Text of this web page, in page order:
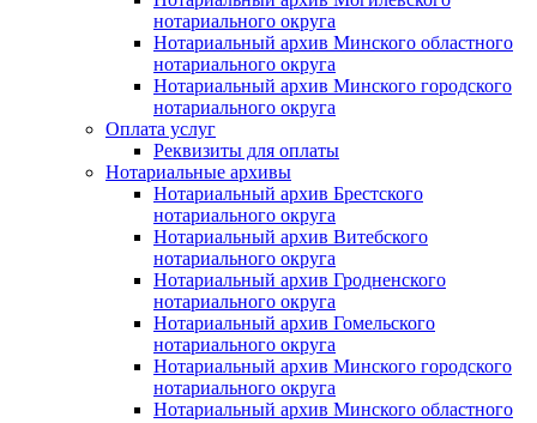
нотариального округа
Нотариальный архив Минского областного
нотариального округа
Нотариальный архив Минского городского
нотариального округа
Оплата услуг
Реквизиты для оплаты
Нотариальные архивы
Нотариальный архив Брестского
нотариального округа
Нотариальный архив Витебского
нотариального округа
Нотариальный архив Гродненского
нотариального округа
Нотариальный архив Гомельского
нотариального округа
Нотариальный архив Минского городского
нотариального округа
Нотариальный архив Минского областного